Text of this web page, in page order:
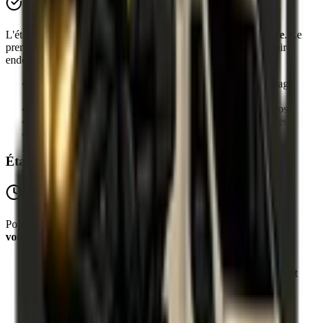
Inspection à effectuer avec minutie
L'état des lieux du véhicule s'effectue avant et après le service. Le
premier doit être réalisé avec minutie. Louer un véhicule utilitaire
endommagé peut être dangereux.
Le montant de la
si un dommage
Documentez les éventuels dommages existants par photos
Vérifiez le niveau d'essence, l'état des pneus, des lumières
Étape 4 : Restitution au loueur
À faire avant la restitution
Pour le retour de l'utilitaire, effectuez une
vous-même
Si un dommage est constaté, vous pourrez ainsi
anticiper et
Vérifiez que vous respectez le kilométrage inclus
Assurez-vous que le véhicule est dans le même état qu'au